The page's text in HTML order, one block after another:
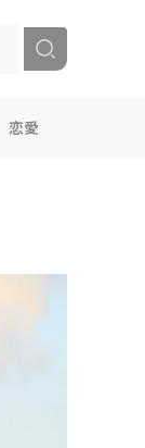
恋愛